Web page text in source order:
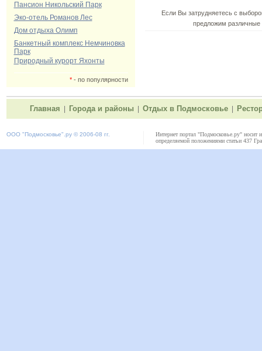
Пансион Никольский Парк
Эко-отель Романов Лес
Дом отдыха Олимп
Банкетный комплекс Немчиновка
Парк
Природный курорт Яхонты
*- по популярности
Если Вы затрудняетесь с
предложим различные
Главная Города и районы Отдых в Подмосковье
ООО "Подмосковье" .ру © 2006-08 гг.
Интернет портал "Подмосковье.ру" носит
определяемой положениями статьи 437